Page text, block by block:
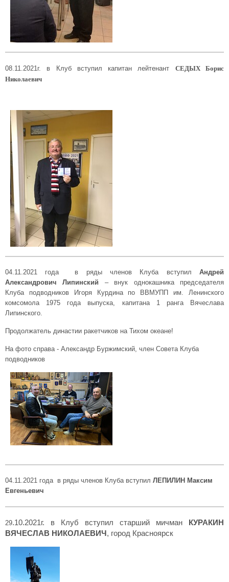
08.11.2021г. в Клуб вступил капитан лейтенант
СЕДЫХ Борис
Николаевич
04.11.2021 года в ряды членов Клуба вступил Андрей
Александрович Липинский – внук однокашника председателя
Клуба подводников Игоря Курдина по ВВМУПП им. Ленинского
комсомола 1975 года выпуска, капитана 1 ранга Вячеслава
Липинского.
Продолжатель династии ракетчиков на Тихом океане!
На фото справа - Александр Буржимский, член Совета Клуба
подводников
04.11.2021 года в ряды членов Клуба вступил ЛЕПИЛИН Максим
Евгеньевич
29.10.2021г. в Клуб вступил старший мичман КУРАКИН
ВЯЧЕСЛАВ НИКОЛАЕВИЧ, город Красноярск